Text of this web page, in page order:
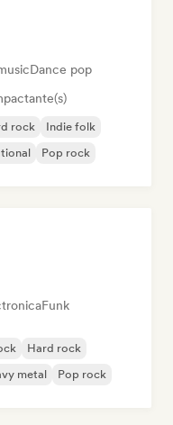
Dance pop
rock
Indie folk
Pop rock
Funk
Hard rock
metal Pop rock